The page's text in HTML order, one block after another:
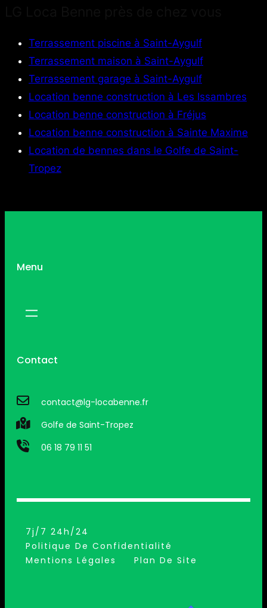
Terrassement piscine à Saint-Aygulf
Terrassement maison à Saint-Aygulf
Terrassement garage à Saint-Aygulf
Location benne construction à Les Issambres
Location benne construction à Fréjus
Location benne construction à Sainte Maxime
Location de bennes dans le Golfe de Saint-
Tropez
Menu
Contact
contact@lg-locabenne.fr
Golfe de Saint-Tropez
06 18 79 11 51
7j/7 24h/24
Politique De Confidentialité
Mentions Légales
Plan De Site